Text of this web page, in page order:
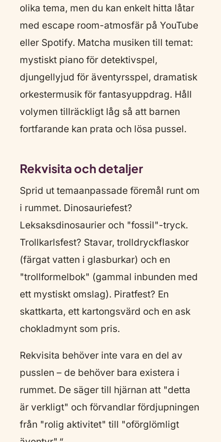
olika tema, men du kan enkelt hitta låtar
med escape room-atmosfär på YouTube
eller Spotify. Matcha musiken till temat:
mystiskt piano för detektivspel,
djungellyjud för äventyrsspel, dramatisk
orkestermusik för fantasyuppdrag. Håll
volymen tillräckligt låg så att barnen
fortfarande kan prata och lösa pussel.
Rekvisita och detaljer
Sprid ut temaanpassade föremål runt om
i rummet. Dinosauriefest?
Leksaksdinosaurier och "fossil"-tryck.
Trollkarlsfest? Stavar, trolldryckflaskor
(färgat vatten i glasburkar) och en
"trollformelbok" (gammal inbunden med
ett mystiskt omslag). Piratfest? En
skattkarta, ett kartongsvärd och en ask
chokladmynt som pris.
Rekvisita behöver inte vara en del av
pusslen – de behöver bara existera i
rummet. De säger till hjärnan att "detta
är verkligt" och förvandlar fördjupningen
från "rolig aktivitet" till "oförglömligt